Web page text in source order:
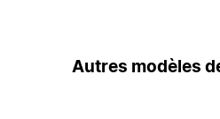
Autres modèles